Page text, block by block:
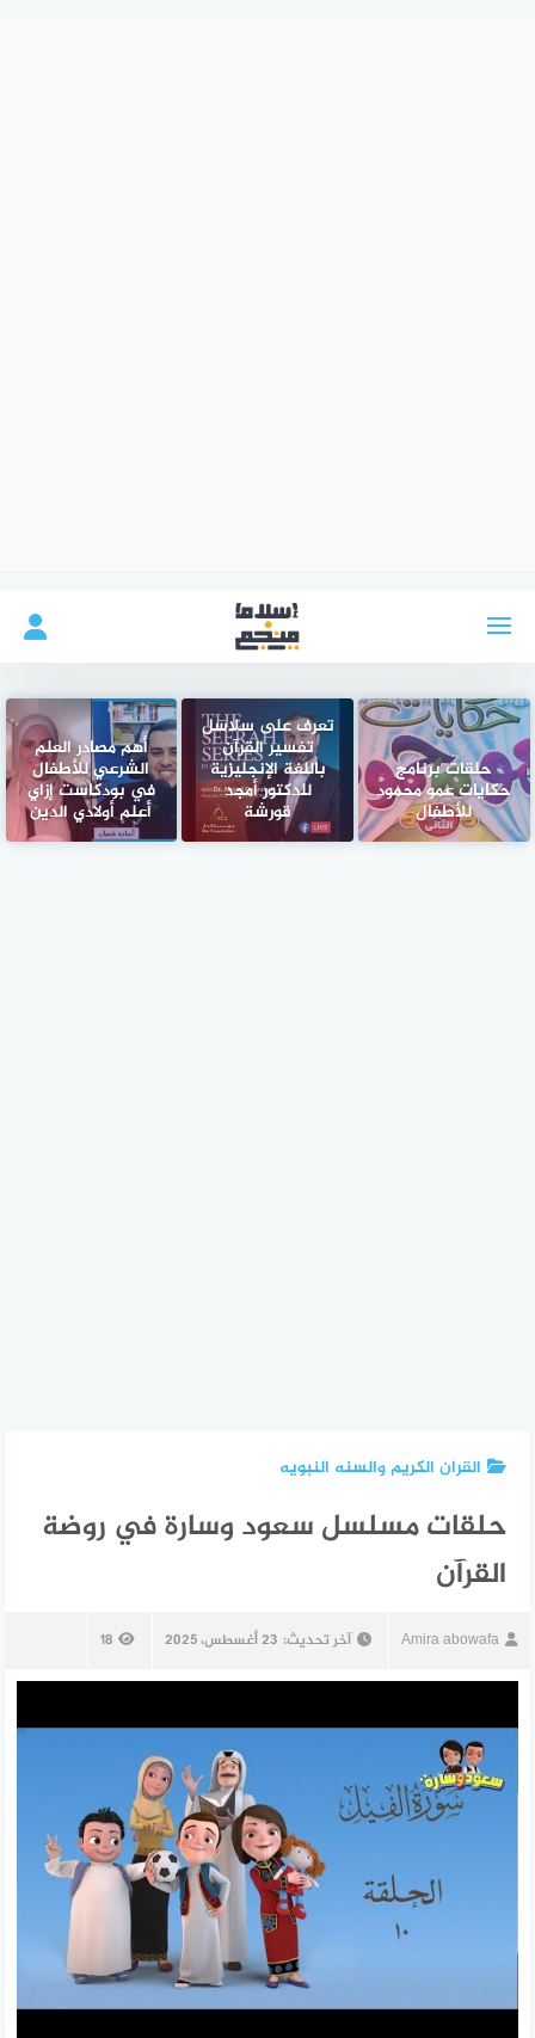
حلقات برنامج
حكايات عمو محمود
للأطفال
تعرف على سلاسل
تفسير القرآن
باللغة الإنجليزية
للدكتور أمجد
قورشة
أهم مصادر العلم
الشرعي للأطفال
في بودكاست إزاي
أعلم أولادي الدين
القران الكريم والسنه النبويه
حلقات مسلسل سعود وسارة في روضة
القرآن
Amira abowafa آخر تحديث: 23 أغسطس، 2025 18